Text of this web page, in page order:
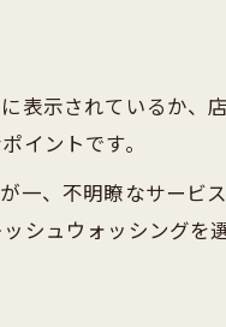
表示されているか、
イントです。
一、不明瞭なサービ
シュウォッシングを